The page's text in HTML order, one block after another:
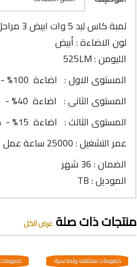
لمبة كاس ليد 5 وات ابيض 3 مراحل كعب استارتر
لون الاضاءة : أبيض
الليومن : 525LM
المستوى الاول : اضاءة 100% - درجة الاضاءة 6500K
المستوى الثانى : اضاءة 40% - درجة الاضاءة Mixed CC
المستوى الثالث : اضاءة 15% - درجة الاضاءة 3000K
عمر التشغيل : 25000 ساعة عمل
الضمان : 36 شهر
الموديل : TB
منتجات ذات صلةعرض الكل
خصومات مختلفه وتصاعدية